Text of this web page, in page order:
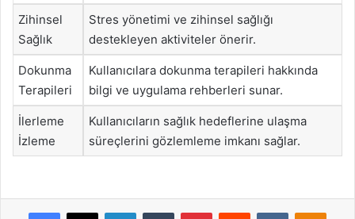
Zihinsel
Sağlık
Stres yönetimi ve zihinsel sağlığı
destekleyen aktiviteler önerir.
Dokunma
Terapileri
Kullanıcılara dokunma terapileri hakkında
bilgi ve uygulama rehberleri sunar.
İlerleme
İzleme
Kullanıcıların sağlık hedeflerine ulaşma
süreçlerini gözlemleme imkanı sağlar.
Facebook
X LinkedInTumblr PinterestReddit VKontakte